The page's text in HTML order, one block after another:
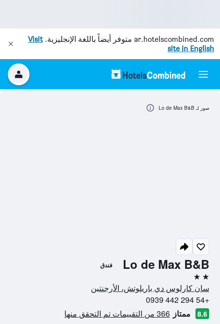
ar.hotelscombined.com متوفر أيضاً باللغة الإنجليزية.Visit
site in English
Lo de Max B&B فندق
2 نجمتين
سان كارلوس دي باريلوتش، الأرجنتين
+54 294 442 0939
8.6 ممتاز 366 من التقييمات تم التحقق منها
صور لـ Lo de Max B&B